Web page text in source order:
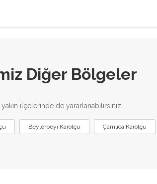
Diğer Bölgeler
ilçelerinde de yararlanabilirsiniz:
Beylerbeyi Karotçu Çamlıca Karotçu